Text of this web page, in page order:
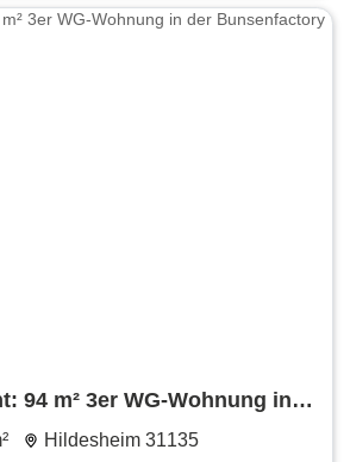
94 m² 3er WG-Wohnung in
Hildesheim 31135